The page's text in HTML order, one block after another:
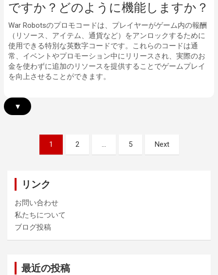
ですか？どのように機能しますか？
War Robotsのプロモコードは、プレイヤーがゲーム内の報酬
（リソース、アイテム、通貨など）をアンロックするために
使用できる特別な英数字コードです。これらのコードは通
常、イベントやプロモーション中にリリースされ、実際のお
金を使わずに追加のリソースを提供することでゲームプレイ
を向上させることができます。
▾
pagination
1 2 … 5 Next
リンク
お問い合わせ
私たちについて
ブログ投稿
最近の投稿